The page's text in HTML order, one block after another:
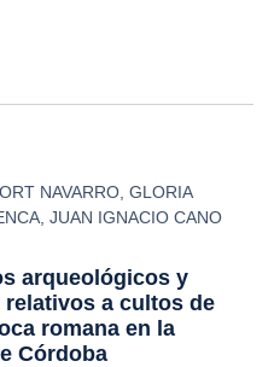
NAVARRO ,GLORIA
,JUAN IGNACIO CANO
arqueológicos y
a cultos de
romana en la
Córdoba